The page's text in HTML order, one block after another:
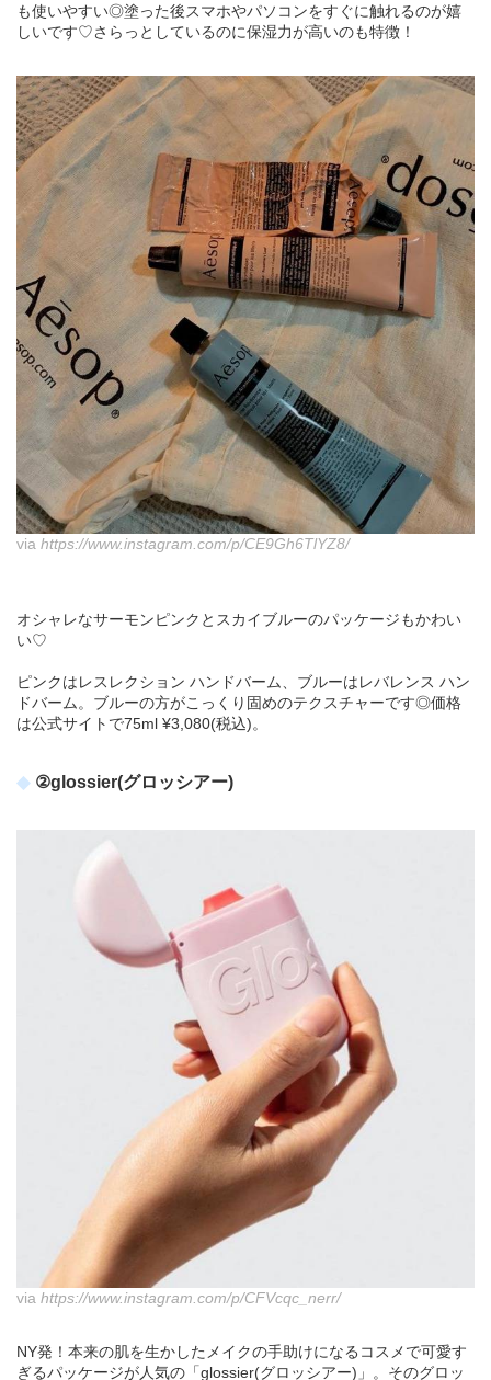
も使いやすい◎塗った後スマホやパソコンをすぐに触れるのが嬉
しいです♡さらっとしているのに保湿力が高いのも特徴！
via https://www.instagram.com/p/CE9Gh6TlYZ8/
オシャレなサーモンピンクとスカイブルーのパッケージもかわい
い♡
ピンクはレスレクション ハンドバーム、ブルーはレバレンス ハン
ドバーム。ブルーの方がこっくり固めのテクスチャーです◎価格
は公式サイトで75ml ¥3,080(税込)。
②glossier(グロッシアー)
via https://www.instagram.com/p/CFVcqc_nerr/
NY発！本来の肌を生かしたメイクの手助けになるコスメで可愛す
ぎるパッケージが人気の「glossier(グロッシアー)」。そのグロッ